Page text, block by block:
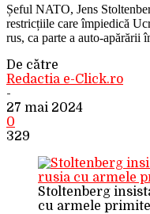
Șeful NATO, Jens
restricțiile care împiedică
rus, ca parte a auto-apărării
De către
Redactia e-Click.ro
-
27 mai 2024
0
329
Stoltenberg
cu armele